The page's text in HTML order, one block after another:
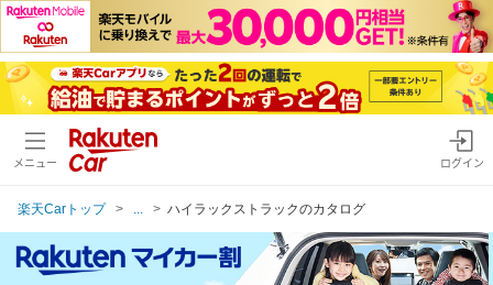
メニュー ログイン
楽天Carトップ ハイラックストラックのカタログ